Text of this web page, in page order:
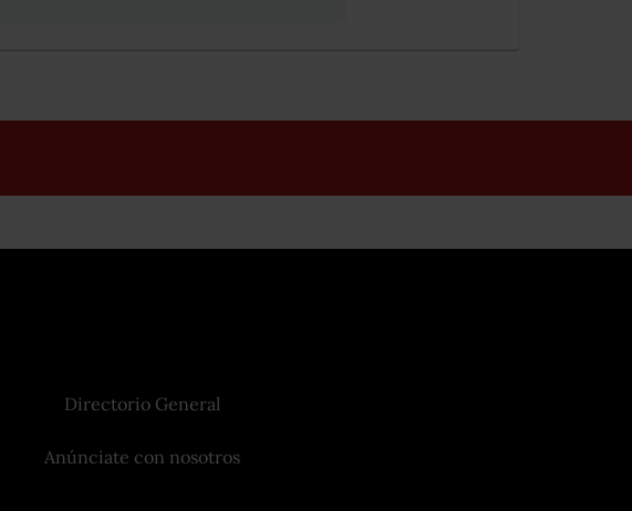
Directorio General
Anúnciate con nosotros